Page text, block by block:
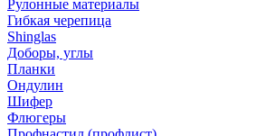
Рулонные материалы
Гибкая черепица
Shinglas
Доборы, углы
Планки
Ондулин
Шифер
Флюгеры